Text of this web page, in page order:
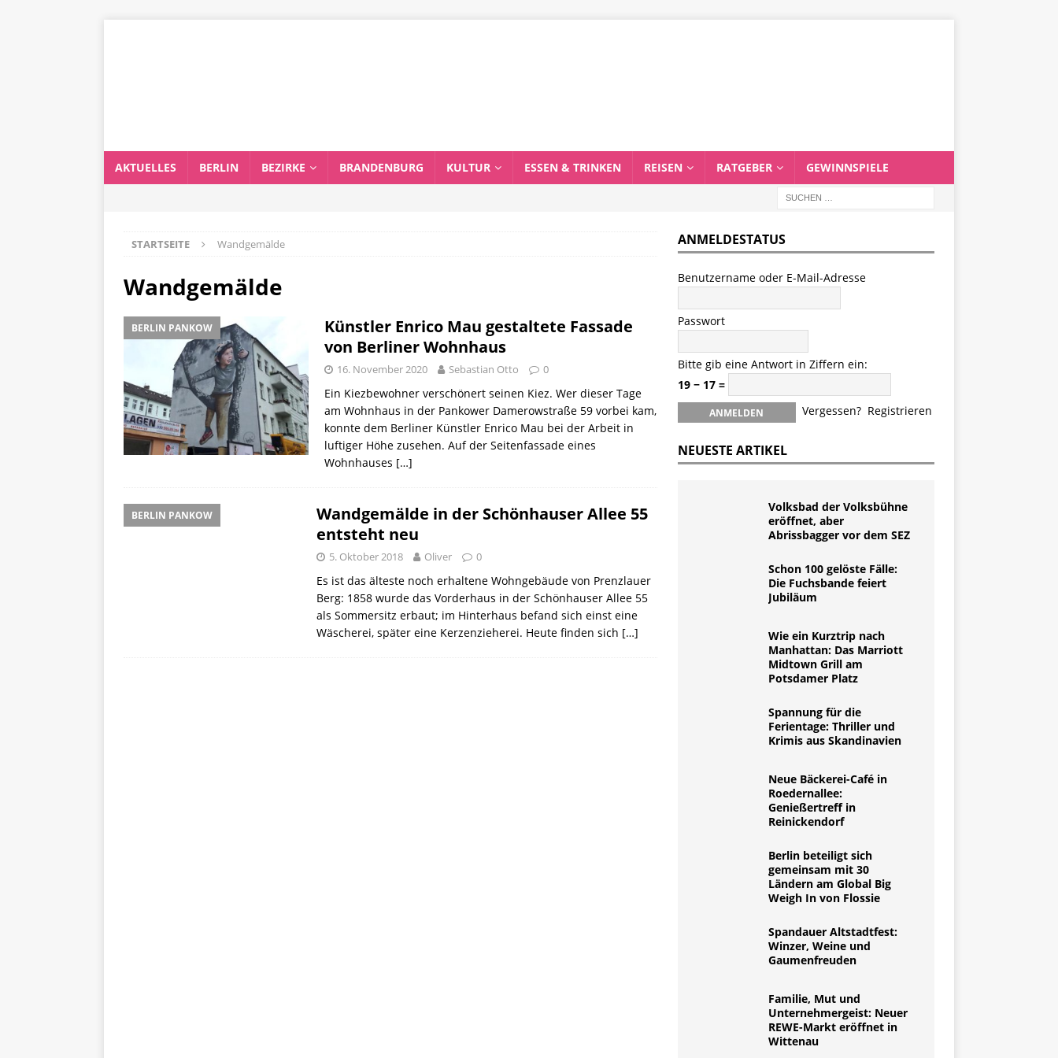
AKTUELLES BERLIN BEZIRKE BRANDENBURG KULTUR ESSEN & TRINKEN REISEN RATGEBER GEWINNSPIELE
STARTSEITE Wandgemälde
Wandgemälde
BERLIN PANKOW
Künstler Enrico Mau gestaltete Fassade
von Berliner Wohnhaus
16. November 2020 Sebastian Otto 0
Ein Kiezbewohner verschönert seinen Kiez. Wer dieser Tage
am Wohnhaus in der Pankower Damerowstraße 59 vorbei kam,
konnte dem Berliner Künstler Enrico Mau bei der Arbeit in
luftiger Höhe zusehen. Auf der Seitenfassade eines
Wohnhauses […]
BERLIN PANKOW
Wandgemälde in der Schönhauser Allee 55
entsteht neu
5. Oktober 2018 Oliver 0
Es ist das älteste noch erhaltene Wohngebäude von Prenzlauer
Berg: 1858 wurde das Vorderhaus in der Schönhauser Allee 55
als Sommersitz erbaut; im Hinterhaus befand sich einst eine
Wäscherei, später eine Kerzenzieherei. Heute finden sich […]
ANMELDESTATUS
Benutzername oder E-Mail-Adresse
Passwort
Bitte gib eine Antwort in Ziffern ein:
19 − 17 =
Vergessen? Registrieren
NEUESTE ARTIKEL
Volksbad der Volksbühne
eröffnet, aber
Abrissbagger vor dem SEZ
Schon 100 gelöste Fälle:
Die Fuchsbande feiert
Jubiläum
Wie ein Kurztrip nach
Manhattan: Das Marriott
Midtown Grill am
Potsdamer Platz
Spannung für die
Ferientage: Thriller und
Krimis aus Skandinavien
Neue Bäckerei-Café in
Roedernallee:
Genießertreff in
Reinickendorf
Berlin beteiligt sich
gemeinsam mit 30
Ländern am Global Big
Weigh In von Flossie
Spandauer Altstadtfest:
Winzer, Weine und
Gaumenfreuden
Familie, Mut und
Unternehmergeist: Neuer
REWE-Markt eröffnet in
Wittenau